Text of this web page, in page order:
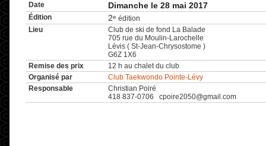
Date Dimanche le 28 mai 2017
Édition 2e édition
Lieu
Club de ski de fond La Balade
705 rue du Moulin-Larochelle
Lévis ( St-Jean-Chrysostome )
G6Z 1X6
Remise des prix
12 h au chalet du club
Organisé par
Club Taekwondo Pointe-Lévy
Responsable
Christian Poiré
418 837‑0706 cpoire2050@gmail.com